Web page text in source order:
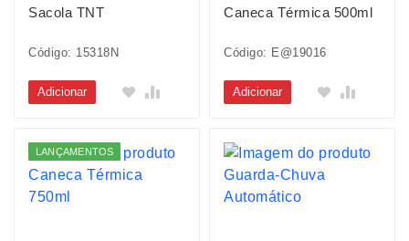
Sacola TNT
Código: 15318N
Adicionar
Caneca Térmica 500ml
Código: E@19016
Adicionar
LANÇAMENTOS